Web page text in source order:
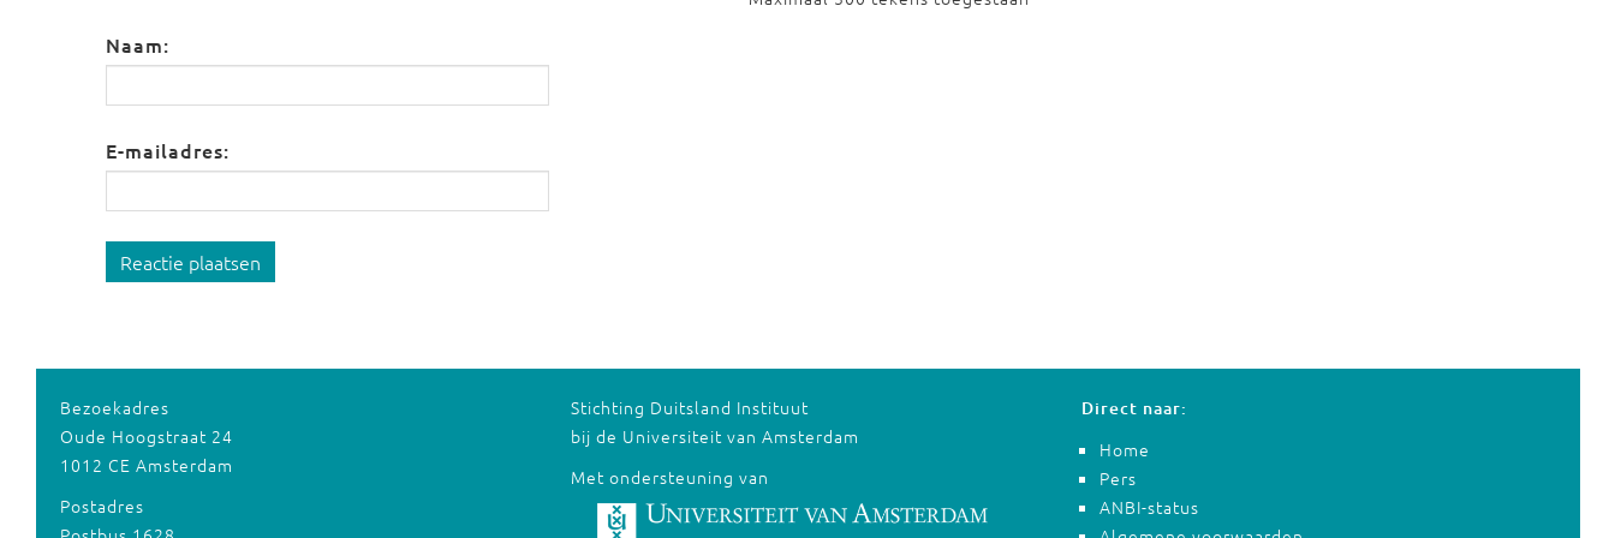
Naam:
E-mailadres:
Reactie plaatsen
Bezoekadres
Oude Hoogstraat 24
1012 CE Amsterdam
Postadres
Stichting Duitsland Instituut
bij de Universiteit van Amsterdam
Met ondersteuning van
Direct naar:
Home
Pers
ANBI-status